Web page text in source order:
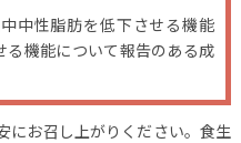
中性脂肪を低下させる機能
る機能について報告のある成
お召し上がりください。食生